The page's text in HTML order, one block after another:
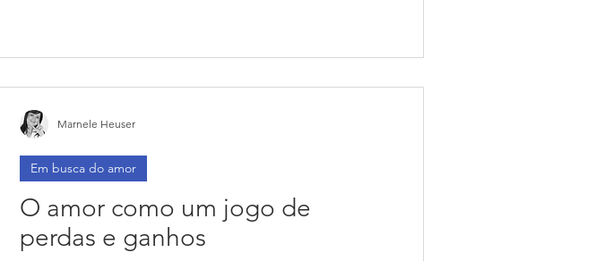
O amor como um jogo de
perdas e ganhos
Em busca do amor
Marnele Heuser